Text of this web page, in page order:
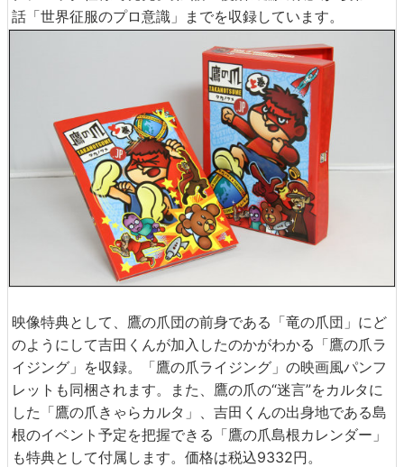
話「世界征服のプロ意識」までを収録しています。
映像特典として、鷹の爪団の前身である「竜の爪団」にど
のようにして吉田くんが加入したのかがわかる「鷹の爪ラ
イジング」を収録。「鷹の爪ライジング」の映画風パンフ
レットも同梱されます。また、鷹の爪の“迷言”をカルタに
した「鷹の爪きゃらカルタ」、吉田くんの出身地である島
根のイベント予定を把握できる「鷹の爪島根カレンダー」
も特典として付属します。価格は税込9332円。